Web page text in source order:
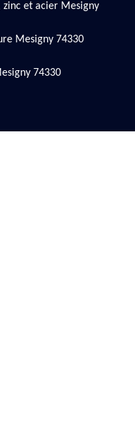
zinc et acier Mesigny
Mesigny 74330
74330